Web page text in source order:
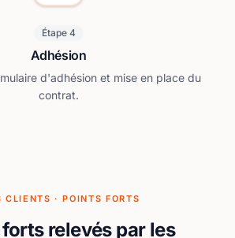
Étape 4
Adhésion
d'adhésion et mise en place du
contrat.
CLIENTS · POINTS FORTS
relevés par les